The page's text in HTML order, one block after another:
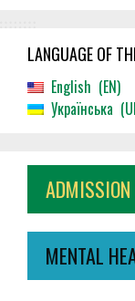
LANGUAGE OF
English
EN
Українська
MENTAL